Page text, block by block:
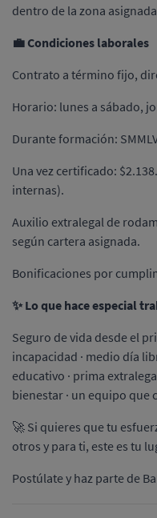
dentro de la zona
💼 Condiciones laborales
Contrato a término fijo,
Horario: lunes a sábado,
Durante formación:
Una vez certificado:
internas).
Auxilio extralegal de
según cartera asignada.
Bonificaciones por
✨ Lo que hace especial
Seguro de vida desde el
incapacidad · medio día
educativo · prima
bienestar · un equipo que
🚀 Si quieres que tu
otros y para ti, este es tu
Postúlate y haz parte de